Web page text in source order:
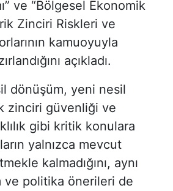
ve “Bölgesel Ekonomik
Zinciri Riskleri ve
kamuoyuyla
açıkladı.
dönüşüm, yeni nesil
zinciri güvenliği ve
gibi kritik konulara
yalnızca mevcut
kalmadığını, aynı
ve politika önerileri de